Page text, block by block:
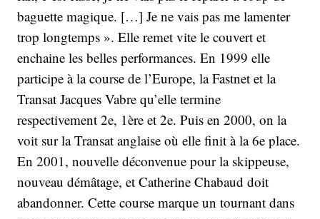
baguette magique. […] Je ne vais pas me lamenter
trop longtemps ». Elle remet vite le couvert et
enchaine les belles performances. En 1999 elle
participe à la course de l’Europe, la Fastnet et la
Transat Jacques Vabre qu’elle termine
respectivement 2e, 1ère et 2e. Puis en 2000, on la
voit sur la Transat anglaise où elle finit à la 6e place.
En 2001, nouvelle déconvenue pour la skippeuse,
nouveau démâtage, et Catherine Chabaud doit
abandonner. Cette course marque un tournant dans